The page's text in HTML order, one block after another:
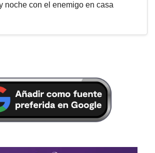
noche con el enemigo en casa